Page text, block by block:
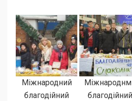
Міжнародний
благодійний
благодійний